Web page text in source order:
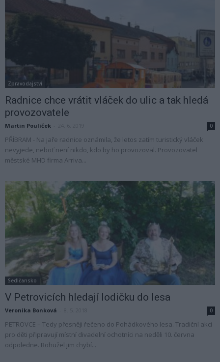
Zpravodajství
Radnice chce vrátit vláček do ulic a tak hledá
provozovatele
Martin Poulíček 0
PŘÍBRAM - Na jaře radnice oznámila, že letos zatím turistický vláček
nevyjede, neboť není nikdo, kdo by ho provozoval. Provozovatel
městské MHD firma Arriva...
Sedlčansko
V Petrovicích hledají lodičku do lesa
Veronika Bonková 0
PETROVCE – Tedy přesněji řečeno do Pohádkového lesa. Tradiční akci
pro děti připravují místní divadelní ochotníci na neděli 10. června
odpoledne. Bohužel jim chybí...